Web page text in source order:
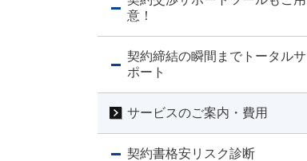
意！
契約締結の瞬間までトータルサ
ポート
サービスのご案内・費用
契約書格安リスク診断